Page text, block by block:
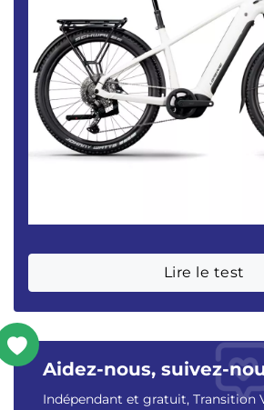
Lire le test
Aidez-nous, suivez-
Indépendant et gratuit, Transition